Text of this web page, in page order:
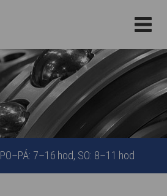
PO–PÁ: 7–16 hod SO: 8–11 hod